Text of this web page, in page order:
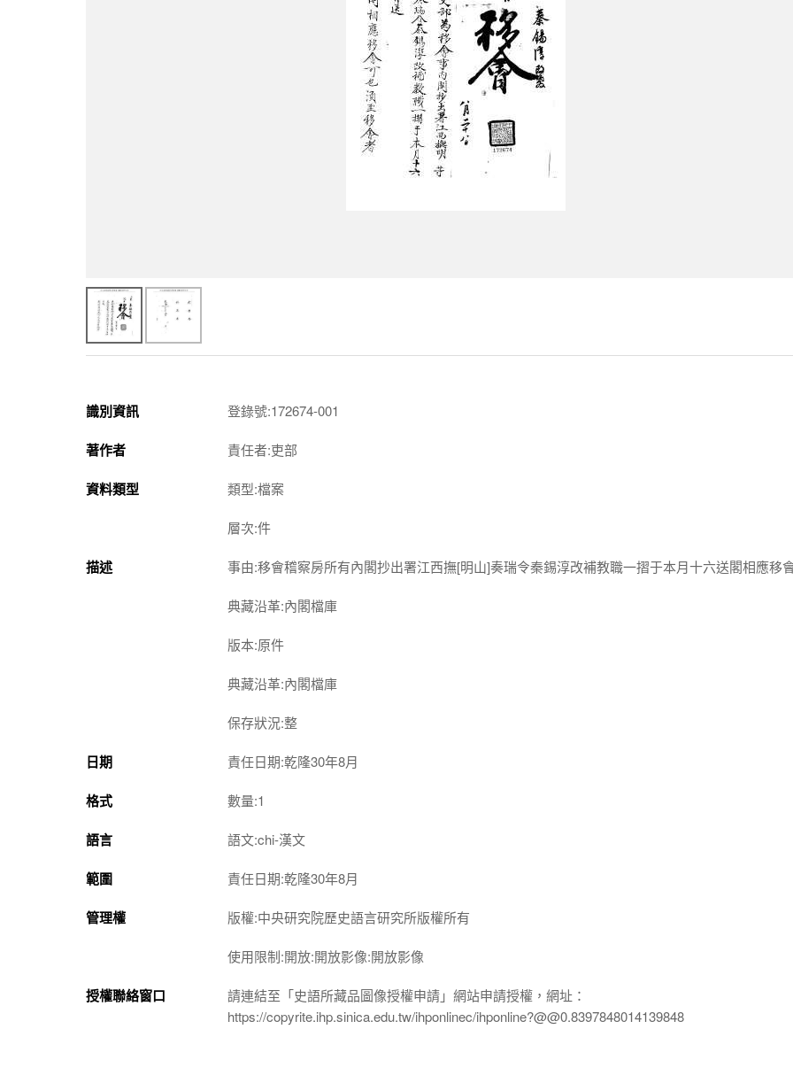
識別資訊 登錄號:172674-001
著作者 責任者:吏部
資料類型 類型:檔案
層次:件
描述 事由:移會稽察房所有內閣抄出署江西撫[明山]奏瑞令秦錫淳改補教職一摺于本月十六送閣相應移
典藏沿革:內閣檔庫
版本:原件
典藏沿革:內閣檔庫
保存狀況:整
日期 責任日期:乾隆30年8月
格式 數量:1
語言 語文:chi-漢文
範圍 責任日期:乾隆30年8月
管理權 版權:中央研究院歷史語言研究所版權所有
使用限制:開放:開放影像:開放影像
授權聯絡窗口
請連結至「史語所藏品圖像授權申請」網站申請授權，網址：
https://copyrite.ihp.sinica.edu.tw/ihponlinec/ihponline?@@0.8397848014139848